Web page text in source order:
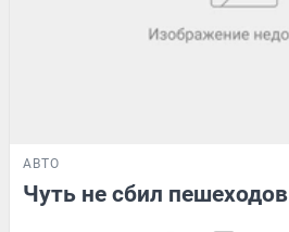
АВТО
Чуть не сбил пешеходов